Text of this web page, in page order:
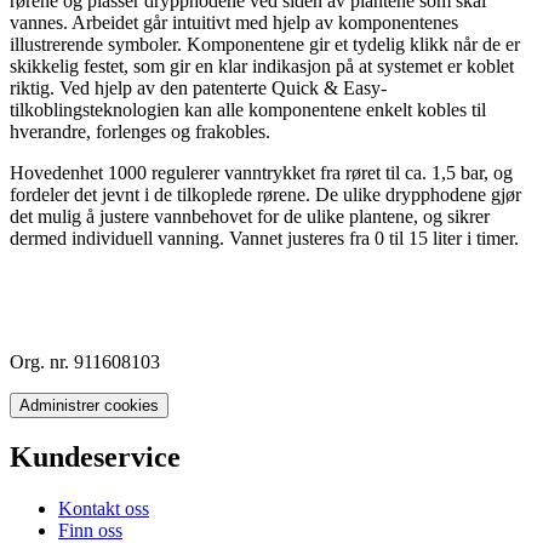
vannes. Arbeidet går intuitivt med hjelp av komponentenes
illustrerende symboler. Komponentene gir et tydelig klikk når de er
skikkelig festet, som gir en klar indikasjon på at systemet er koblet
riktig. Ved hjelp av den patenterte Quick & Easy-
tilkoblingsteknologien kan alle komponentene enkelt kobles til
hverandre, forlenges og frakobles.
Hovedenhet 1000 regulerer vanntrykket fra røret til ca. 1,5 bar, og
fordeler det jevnt i de tilkoplede rørene. De ulike drypphodene gjør
det mulig å justere vannbehovet for de ulike plantene, og sikrer
dermed individuell vanning. Vannet justeres fra 0 til 15 liter i timer.
Org. nr. 911608103
Administrer cookies
Kundeservice
Kontakt oss
Finn oss